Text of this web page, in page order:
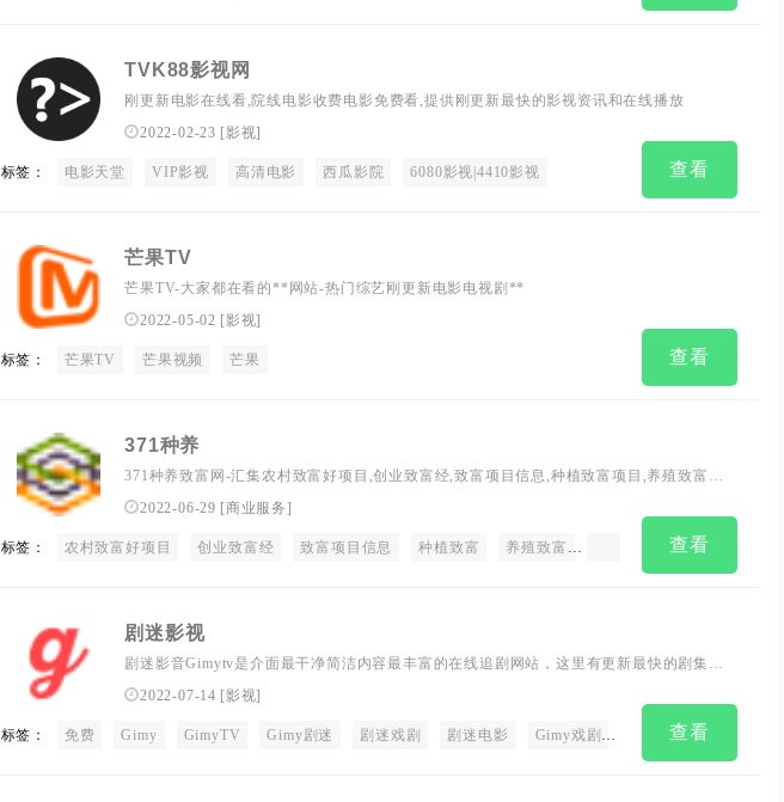
MAD MTV ANIME 动漫 动漫音乐 游戏 游戏解说 二次元 ACG
TVK88影视网
刚更新电影在线看,院线电影收费电影免费看,提供刚更新最快的影视资讯和在线播放
2022-02-23 [影视]
标签： 电影天堂 VIP影视 高清电影 西瓜影院 6080影视|4410影视 查看
pua课程 搭讪大师tv 搭讪开场白 泡妞秘籍
芒果TV
芒果TV-大家都在看的**网站-热门综艺刚更新电影电视剧**
2022-05-02 [影视]
标签： 芒果TV 芒果视频 芒果 查看
371种养
371种养致富网-汇集农村致富好项目,创业致富经,致富项目信息,种植致富项目,养殖致富项
目,分享种植技术,养殖技术,农业种植技术视频,农业养殖技术视频,cctv7致富经,科技苑,每日
2022-06-29 [商业服务]
标签： 农村致富好项目 创业致富经 致富项目信息 种植致富 养殖致富 致富项目
查看
剧迷影视
剧迷影音Gimytv是介面最干净简洁内容最丰富的在线追剧网站，这里有更新最快的剧集，
即时的动漫新番，最棒的**体验。追剧零时差，剧迷可以在这里度过欢乐轻松的时光。
2022-07-14 [影视]
标签： 免费 Gimy GimyTV Gimy剧迷 剧迷戏剧 剧迷电影 Gimy戏剧 剧迷影视查看